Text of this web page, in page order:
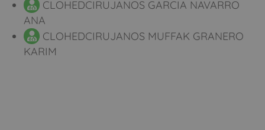
CLOHEDCIRUJANOS GARCIA NAVARRO
ANA
CLOHEDCIRUJANOS MUFFAK GRANERO
KARIM